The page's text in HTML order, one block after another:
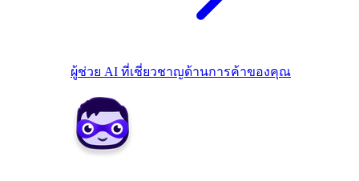
ผู้ช่วย AI ที่เชี่ยวชาญด้านการค้าของคุณ